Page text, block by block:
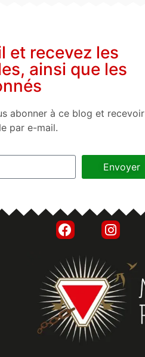
et recevez les
ainsi que les
abonner à ce blog et recevoir
par e-mail.
Envoyer